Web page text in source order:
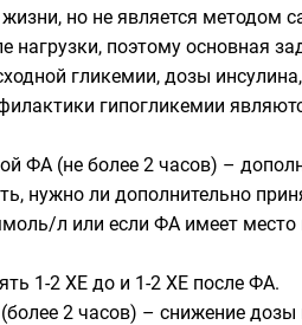
но не является методом
поэтому основная
гликемии, дозы
гипогликемии
ФА (не более 2 часов) –
нужно ли дополнительно
л или если ФА имеет
1-2 ХЕ до и 1-2 ХЕ после ФА.
2 часов) – снижение